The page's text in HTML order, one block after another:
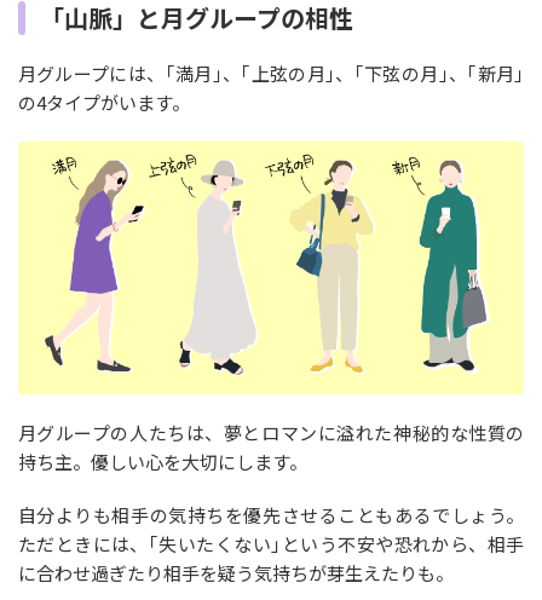
「山脈」と月グループの相性
月グループには、｢満月｣、｢上弦の月｣、｢下弦の月｣、｢新月｣
の4タイプがいます。
月グループの人たちは、夢とロマンに溢れた神秘的な性質の
持ち主。優しい心を大切にします。
自分よりも相手の気持ちを優先させることもあるでしょう。
ただときには、｢失いたくない｣という不安や恐れから、相手
に合わせ過ぎたり相手を疑う気持ちが芽生えたりも。